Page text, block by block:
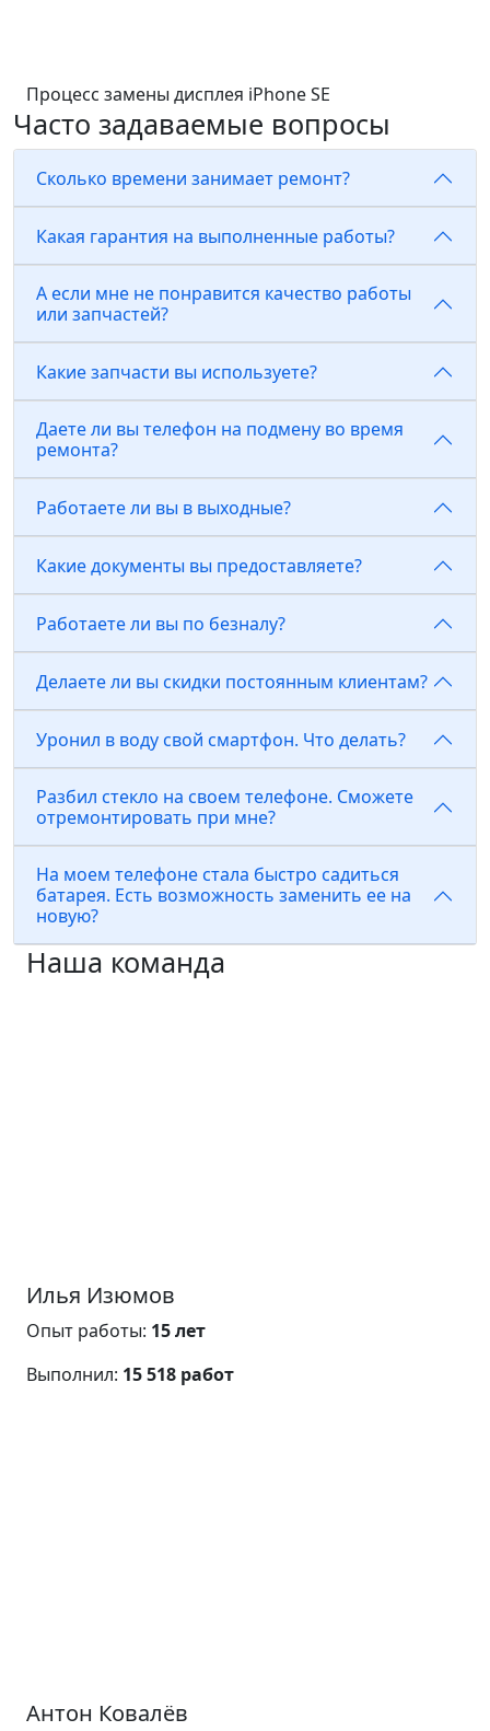
Процесс замены дисплея iPhone SE
Часто задаваемые вопросы
Сколько времени занимает ремонт?
Какая гарантия на выполненные работы?
А если мне не понравится качество работы
или запчастей?
Какие запчасти вы используете?
Даете ли вы телефон на подмену во время
ремонта?
Работаете ли вы в выходные?
Какие документы вы предоставляете?
Работаете ли вы по безналу?
Делаете ли вы скидки постоянным клиентам?
Уронил в воду свой смартфон. Что делать?
Разбил стекло на своем телефоне. Сможете
отремонтировать при мне?
На моем телефоне стала быстро садиться
батарея. Есть возможность заменить ее на
новую?
Наша команда
Илья Изюмов
Опыт работы: 15 лет
Выполнил: 15 518 работ
Антон Ковалёв